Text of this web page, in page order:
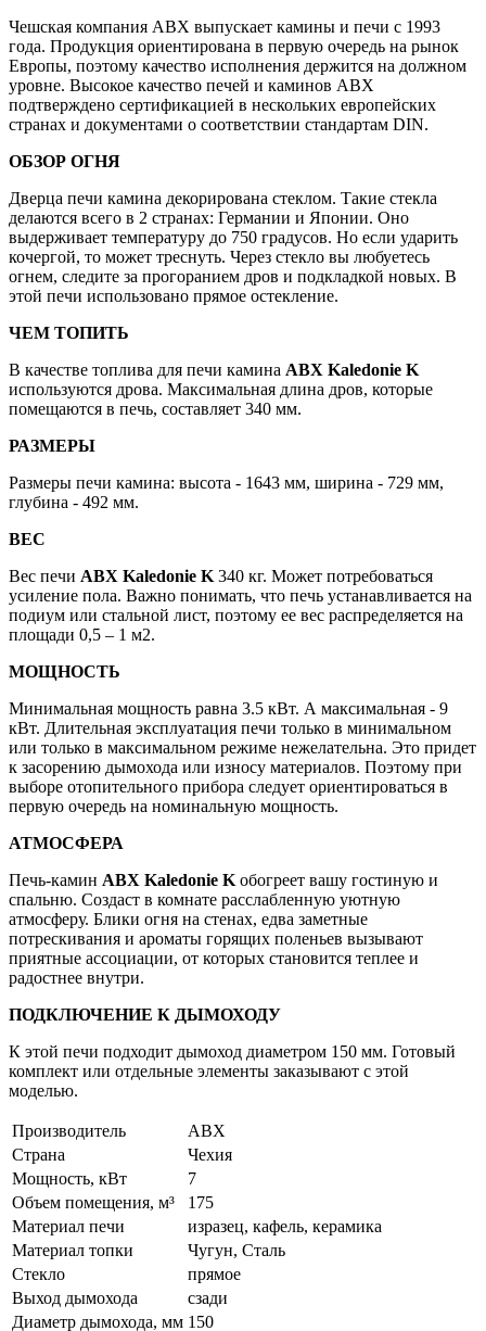
Чешская компания ABX выпускает камины и печи с 1993
года. Продукция ориентирована в первую очередь на рынок
Европы, поэтому качество исполнения держится на должном
уровне. Высокое качество печей и каминов АВХ
подтверждено сертификацией в нескольких европейских
странах и документами о соответствии стандартам DIN.
ОБЗОР ОГНЯ
Дверца печи камина декорирована стеклом. Такие стекла
делаются всего в 2 странах: Германии и Японии. Оно
выдерживает температуру до 750 градусов. Но если ударить
кочергой, то может треснуть. Через стекло вы любуетесь
огнем, следите за прогоранием дров и подкладкой новых. В
этой печи использовано прямое остекление.
ЧЕМ ТОПИТЬ
В качестве топлива для печи камина ABX Kaledonie K
используются дрова. Максимальная длина дров, которые
помещаются в печь, составляет 340 мм.
РАЗМЕРЫ
Размеры печи камина: высота - 1643 мм, ширина - 729 мм,
глубина - 492 мм.
ВЕС
Вес печи ABX Kaledonie K 340 кг. Может потребоваться
усиление пола. Важно понимать, что печь устанавливается на
подиум или стальной лист, поэтому ее вес распределяется на
площади 0,5 – 1 м2.
МОЩНОСТЬ
Минимальная мощность равна 3.5 кВт. А максимальная - 9
кВт. Длительная эксплуатация печи только в минимальном
или только в максимальном режиме нежелательна. Это придет
к засорению дымохода или износу материалов. Поэтому при
выборе отопительного прибора следует ориентироваться в
первую очередь на номинальную мощность.
АТМОСФЕРА
Печь-камин ABX Kaledonie K обогреет вашу гостиную и
спальню. Создаст в комнате расслабленную уютную
атмосферу. Блики огня на стенах, едва заметные
потрескивания и ароматы горящих поленьев вызывают
приятные ассоциации, от которых становится теплее и
радостнее внутри.
ПОДКЛЮЧЕНИЕ К ДЫМОХОДУ
К этой печи подходит дымоход диаметром 150 мм. Готовый
комплект или отдельные элементы заказывают с этой
моделью.
Производитель
ABX
Страна
Чехия
Мощность, кВт
7
Объем помещения, м³
175
Материал печи
изразец, кафель, керамика
Материал топки
Чугун, Сталь
Стекло
прямое
Выход дымохода
сзади
Диаметр дымохода, мм 150